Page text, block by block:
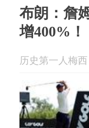
布朗：詹
增400%！
历史第一人梅